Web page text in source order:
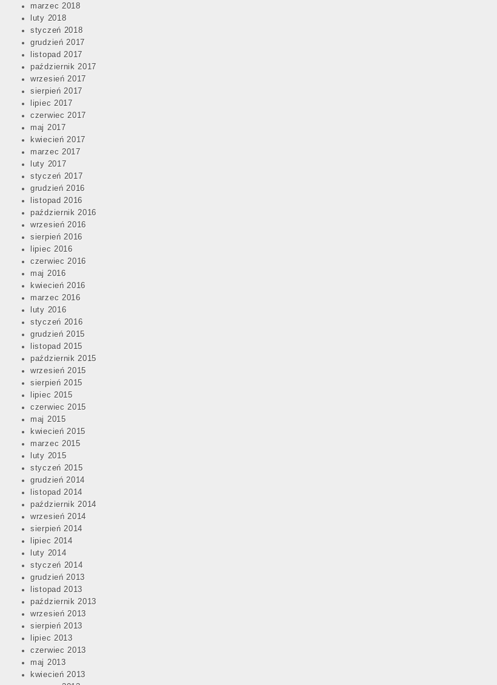
marzec 2018
luty 2018
styczeń 2018
grudzień 2017
listopad 2017
październik 2017
wrzesień 2017
sierpień 2017
lipiec 2017
czerwiec 2017
maj 2017
kwiecień 2017
marzec 2017
luty 2017
styczeń 2017
grudzień 2016
listopad 2016
październik 2016
wrzesień 2016
sierpień 2016
lipiec 2016
czerwiec 2016
maj 2016
kwiecień 2016
marzec 2016
luty 2016
styczeń 2016
grudzień 2015
listopad 2015
październik 2015
wrzesień 2015
sierpień 2015
lipiec 2015
czerwiec 2015
maj 2015
kwiecień 2015
marzec 2015
luty 2015
styczeń 2015
grudzień 2014
listopad 2014
październik 2014
wrzesień 2014
sierpień 2014
lipiec 2014
luty 2014
styczeń 2014
grudzień 2013
listopad 2013
październik 2013
wrzesień 2013
sierpień 2013
lipiec 2013
czerwiec 2013
maj 2013
kwiecień 2013